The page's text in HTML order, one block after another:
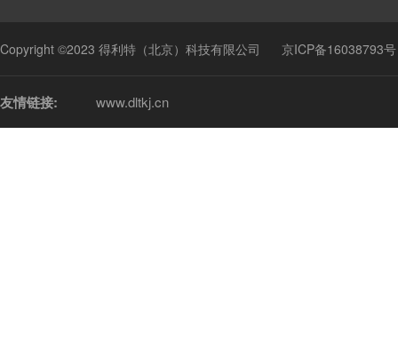
Copyright ©2023 得利特（北京）科技有限公司 京ICP备16038793号
友情链接: www.dltkj.cn